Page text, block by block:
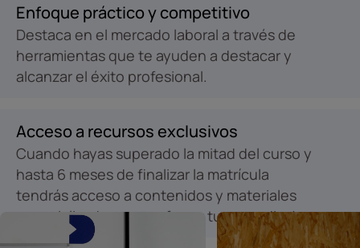
Enfoque práctico y competitivo
Destaca en el mercado laboral a través de
herramientas que te ayuden a destacar y
alcanzar el éxito profesional.
Acceso a recursos exclusivos
Cuando hayas superado la mitad del curso y
hasta 6 meses de finalizar la matrícula
tendrás acceso a contenidos y materiales
especializados para reforzar tu aprendizaje.